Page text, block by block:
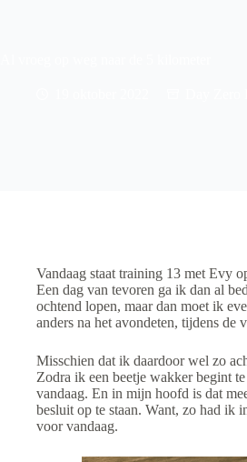
Vandaag staat training 13 met Evy
Een dag van tevoren ga ik dan al
ochtend lopen, maar dan moet ik
anders na het avondeten, tijdens
Misschien dat ik daardoor wel zo
Zodra ik een beetje wakker begint
vandaag. En in mijn hoofd is dat
besluit op te staan. Want, zo had ik
voor vandaag.